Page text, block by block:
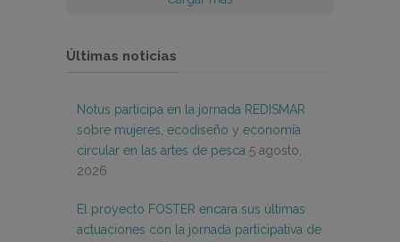
Últimas noticias
Notus participa en la jornada REDISMAR
sobre mujeres, ecodiseño y economía
circular en las artes de pesca 5 agosto,
2026
El proyecto FOSTER encara sus últimas
actuaciones con la jornada participativa de